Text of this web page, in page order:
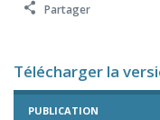
Partager
Télécharger la
PUBLICATION